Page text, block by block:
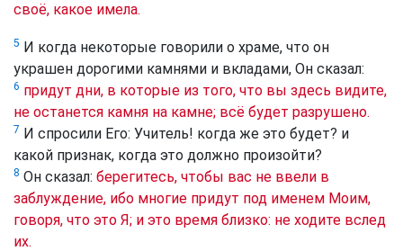
своё, какое имела.
5 И когда некоторые говорили о храме, что он
украшен дорогими камнями и вкладами, Он сказал:
6 придут дни, в которые из того, что вы здесь видите,
не останется камня на камне; всё будет разрушено.
7 И спросили Его: Учитель! когда же это будет? и
какой признак, когда это должно произойти?
8 Он сказал: берегитесь, чтобы вас не ввели в
заблуждение, ибо многие придут под именем Моим,
говоря, что это Я; и это время близко: не ходите вслед
их.